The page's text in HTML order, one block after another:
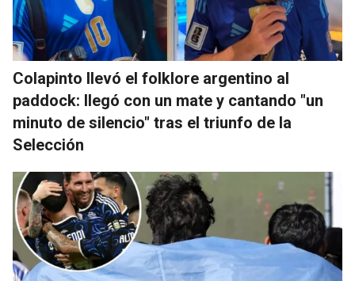
Colapinto llevó el folklore argentino al
paddock: llegó con un mate y cantando "un
minuto de silencio" tras el triunfo de la
Selección